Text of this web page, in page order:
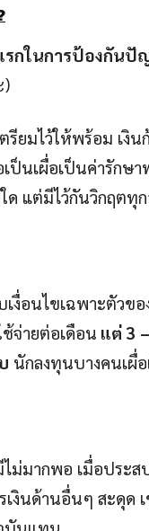
กในการป้องกันปั
)
รียมไว้ให้พร้อม เงิ
ป็นเผื่อเป็นค่ารักษ
ด แต่มีไว้กันวิกฤตทุ
งื่อนไขเฉพาะตัวข
จ่ายต่อเดือน แต่ 3 –
นักลงทุนบางคนเผื่อ
ไม่มากพอ เมื่อปร
งินด้านอื่นๆ สะดุด